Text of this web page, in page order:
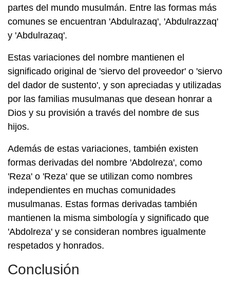
partes del mundo musulmán. Entre las formas más
comunes se encuentran 'Abdulrazaq', 'Abdulrazzaq'
y 'Abdulrazaq'.
Estas variaciones del nombre mantienen el
significado original de 'siervo del proveedor' o 'siervo
del dador de sustento', y son apreciadas y utilizadas
por las familias musulmanas que desean honrar a
Dios y su provisión a través del nombre de sus
hijos.
Además de estas variaciones, también existen
formas derivadas del nombre 'Abdolreza', como
'Reza' o 'Reza' que se utilizan como nombres
independientes en muchas comunidades
musulmanas. Estas formas derivadas también
mantienen la misma simbología y significado que
'Abdolreza' y se consideran nombres igualmente
respetados y honrados.
Conclusión